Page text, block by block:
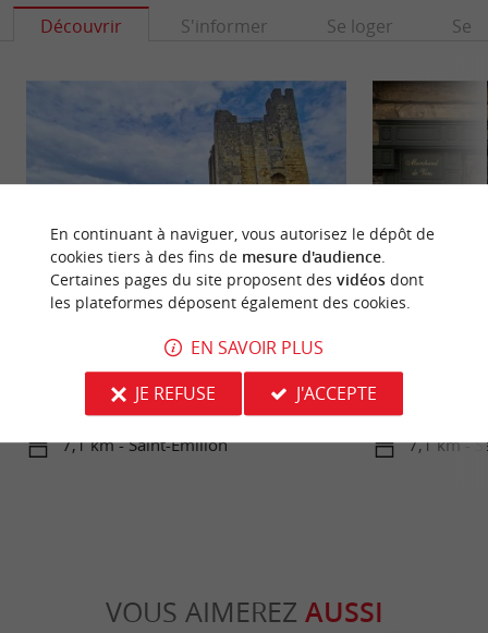
Découvrir S'informer Se loger Se
La Tour du Roy domine le village de Saint-
Emilion. Ce donjon d’architecture romane est un
vestige très bien ...
7,1 km - Saint-Émilion
célèbre dans le
patrimoine. ...
7,1 km -
VOUS AIMEREZ AUSSI
En continuant à naviguer, vous autorisez le dépôt de
cookies tiers à des fins de mesure d'audience.
Certaines pages du site proposent des vidéosdont
les plateformes déposent également des cookies.
EN SAVOIR PLUS
JE REFUSE
J'ACCEPTE